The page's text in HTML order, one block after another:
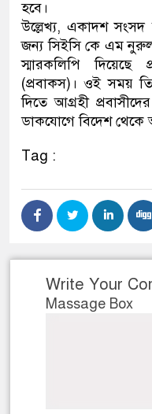
হবে।
উল্লেখ্য, একাদশ সংসদ
জন্য সিইসি কে এম
স্মারকলিপি দিয়েছে
(প্রবাকস)। ওই সময়
দিতে আগ্রহী
ডাকযোগে বিদেশ
Tag :
Write Your
Massage Box